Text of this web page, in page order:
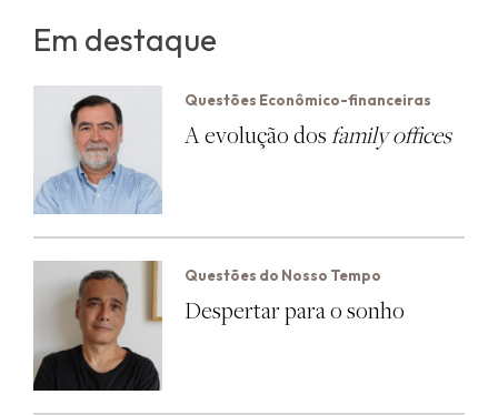
Em destaque
Questões Econômico-financeiras
A evolução dosfamily offices
Questões do Nosso Tempo
Despertar para o sonho